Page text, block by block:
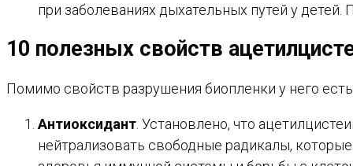
при заболеваниях дыхательных путей у
10 полезных свойств
Помимо свойств разрушения биопленки у него
Антиоксидант. Установлено, что
нейтрализовать свободные радикалы,